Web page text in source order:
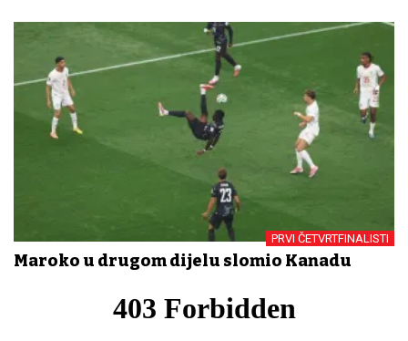
PRVI ČETVRTFINALISTI
Maroko u drugom dijelu slomio Kanadu